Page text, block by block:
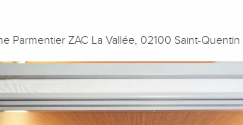
Parmentier ZAC La Vallée, 02100 Saint-Quentin